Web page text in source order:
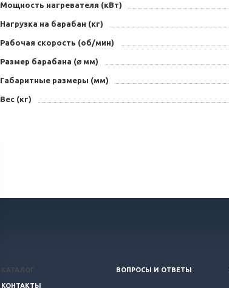
Мощность нагревателя (кВт)
Нагрузка на барабан (кг)
Рабочая скорость (об/мин)
Размер барабана (⌀ мм)
Габаритные размеры (мм)
Вес (кг)
КАТАЛОГ ВОПРОСЫ И ОТВЕТЫ
КОНТАКТЫ